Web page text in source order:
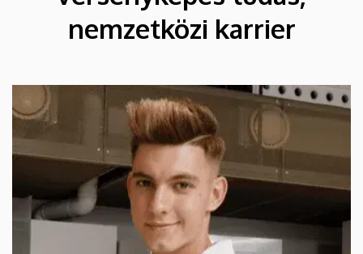
nemzetközi karrier